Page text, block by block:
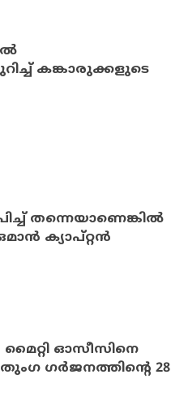
കങ്കാരുക്കളുടെ
തന്നെയാണെങ്കില്‍
ക്യാപ്റ്റന്‍
മൈറ്റി ഓസീസിനെ
ഗര്‍ജനത്തിന്റെ 28